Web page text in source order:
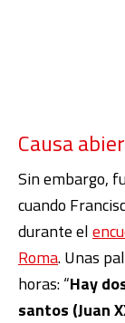
Causa
Sin embargo,
cuando
durante el
Roma. Unas
horas: “Hay
santos (Juan